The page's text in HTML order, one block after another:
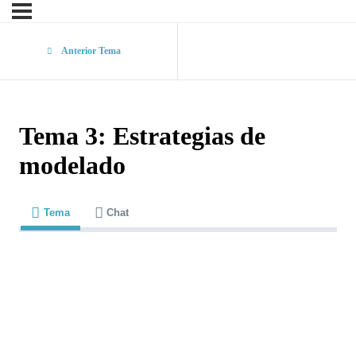
Anterior Tema
Tema 3: Estrategias de
modelado
Tema Chat